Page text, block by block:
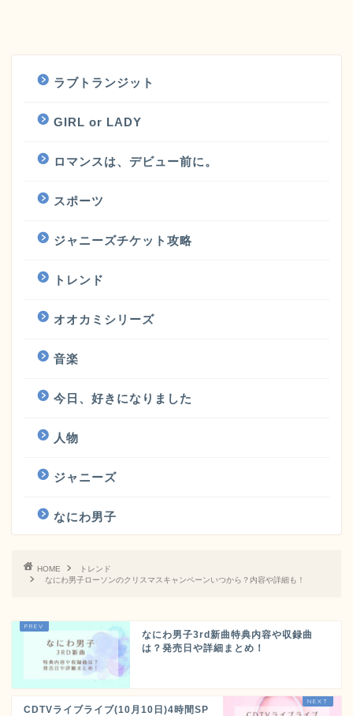
ラブトランジット
GIRL or LADY
ロマンスは、デビュー前に。
スポーツ
ジャニーズチケット攻略
トレンド
オオカミシリーズ
音楽
今日、好きになりました
人物
ジャニーズ
なにわ男子
HOME
トレンド
なにわ男子ローソンのクリスマスキャンペーンいつから？内容や詳細も！
なにわ男子3rd新曲特典内容や収録曲
は？発売日や詳細まとめ！
CDTVライブライブ(10月10日)4時間SP